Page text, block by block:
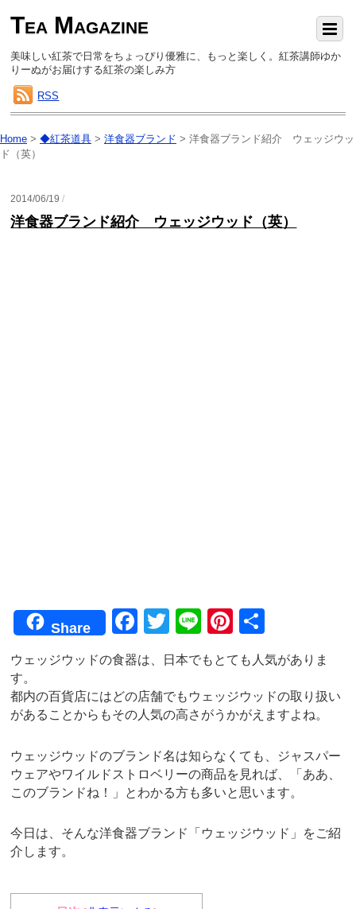
Tea Magazine
美味しい紅茶で日常をちょっぴり優雅に、もっと楽しく。紅茶講師ゆか
りーぬがお届けする紅茶の楽しみ方
RSS
Home > ◆紅茶道具 > 洋食器ブランド > 洋食器ブランド紹介 ウェッジウッ
ド（英）
2014/06/19/
洋食器ブランド紹介 ウェッジウッド（英）
Share
F
c
e
b
o
o
k
T
wi
tt
er
Li
e
Pi
er
e
st
有
ウェッジウッドの食器は、日本でもとても人気がありま
す。
都内の百貨店にはどの店舗でもウェッジウッドの取り扱い
があることからもその人気の高さがうかがえますよね。
ウェッジウッドのブランド名は知らなくても、ジャスパー
ウェアやワイルドストロベリーの商品を見れば、「ああ、
このブランドね！」とわかる方も多いと思います。
今日は、そんな洋食器ブランド「ウェッジウッド」をご紹
介します。